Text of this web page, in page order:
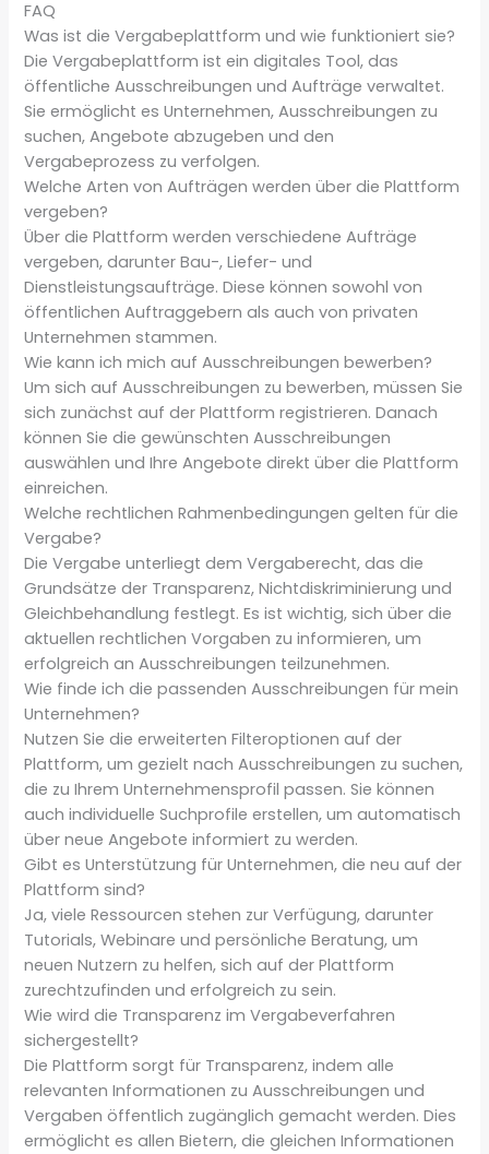
FAQ
Was ist die Vergabeplattform und wie funktioniert sie?
Die Vergabeplattform ist ein digitales Tool, das
öffentliche Ausschreibungen und Aufträge verwaltet.
Sie ermöglicht es Unternehmen, Ausschreibungen zu
suchen, Angebote abzugeben und den
Vergabeprozess zu verfolgen.
Welche Arten von Aufträgen werden über die Plattform
vergeben?
Über die Plattform werden verschiedene Aufträge
vergeben, darunter Bau-, Liefer- und
Dienstleistungsaufträge. Diese können sowohl von
öffentlichen Auftraggebern als auch von privaten
Unternehmen stammen.
Wie kann ich mich auf Ausschreibungen bewerben?
Um sich auf Ausschreibungen zu bewerben, müssen Sie
sich zunächst auf der Plattform registrieren. Danach
können Sie die gewünschten Ausschreibungen
auswählen und Ihre Angebote direkt über die Plattform
einreichen.
Welche rechtlichen Rahmenbedingungen gelten für die
Vergabe?
Die Vergabe unterliegt dem Vergaberecht, das die
Grundsätze der Transparenz, Nichtdiskriminierung und
Gleichbehandlung festlegt. Es ist wichtig, sich über die
aktuellen rechtlichen Vorgaben zu informieren, um
erfolgreich an Ausschreibungen teilzunehmen.
Wie finde ich die passenden Ausschreibungen für mein
Unternehmen?
Nutzen Sie die erweiterten Filteroptionen auf der
Plattform, um gezielt nach Ausschreibungen zu suchen,
die zu Ihrem Unternehmensprofil passen. Sie können
auch individuelle Suchprofile erstellen, um automatisch
über neue Angebote informiert zu werden.
Gibt es Unterstützung für Unternehmen, die neu auf der
Plattform sind?
Ja, viele Ressourcen stehen zur Verfügung, darunter
Tutorials, Webinare und persönliche Beratung, um
neuen Nutzern zu helfen, sich auf der Plattform
zurechtzufinden und erfolgreich zu sein.
Wie wird die Transparenz im Vergabeverfahren
sichergestellt?
Die Plattform sorgt für Transparenz, indem alle
relevanten Informationen zu Ausschreibungen und
Vergaben öffentlich zugänglich gemacht werden. Dies
ermöglicht es allen Bietern, die gleichen Informationen